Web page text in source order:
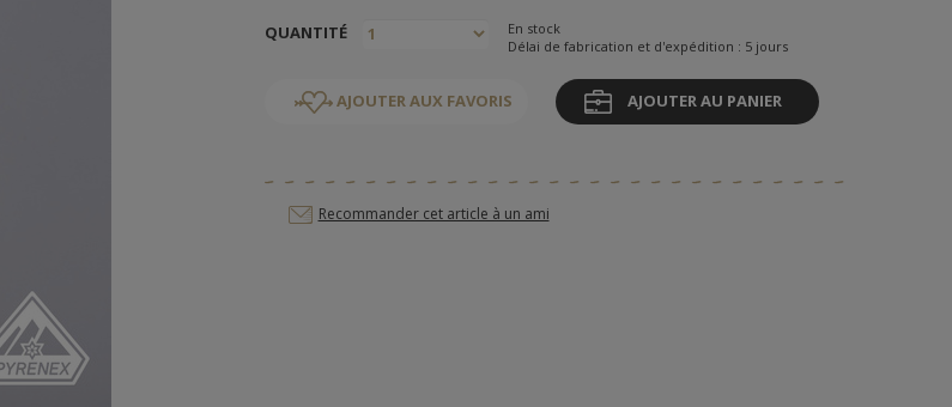
QUANTITÉ
En stock
Délai de fabrication et d'expédition : 5 jours
AJOUTER AUX FAVORIS AJOUTER AU PANIER
Recommander cet article à un ami